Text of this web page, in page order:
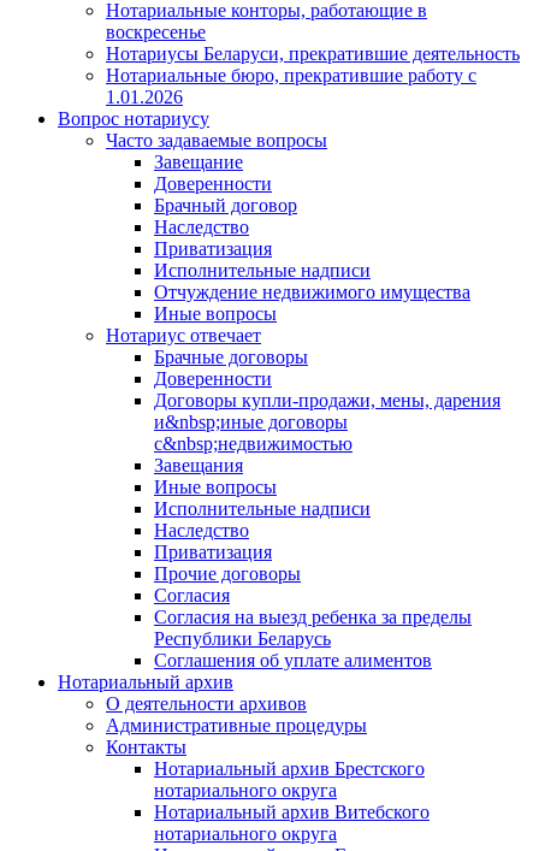
Нотариальные конторы, работающие в
воскресенье
Нотариусы Беларуси, прекратившие деятельность
Нотариальные бюро, прекратившие работу с
1.01.2026
Вопрос нотариусу
Часто задаваемые вопросы
Завещание
Доверенности
Брачный договор
Наследство
Приватизация
Исполнительные надписи
Отчуждение недвижимого имущества
Иные вопросы
Нотариус отвечает
Брачные договоры
Доверенности
Договоры купли-продажи, мены, дарения
и&nbsp;иные договоры
с&nbsp;недвижимостью
Завещания
Иные вопросы
Исполнительные надписи
Наследство
Приватизация
Прочие договоры
Согласия
Согласия на выезд ребенка за пределы
Республики Беларусь
Соглашения об уплате алиментов
Нотариальный архив
О деятельности архивов
Административные процедуры
Контакты
Нотариальный архив Брестского
нотариального округа
Нотариальный архив Витебского
нотариального округа